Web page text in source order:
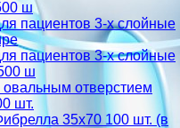
ш
пациентов 3-х слойные
пациентов 3-х слойные
ш
отверстием
шт.
35х70 100 шт. (в